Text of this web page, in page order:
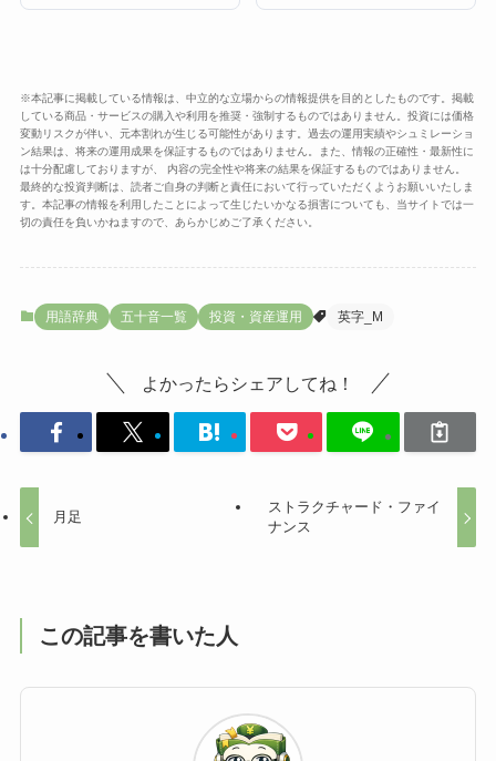
※本記事に掲載している情報は、中立的な立場からの情報提供を目的としたものです。掲載
している商品・サービスの購入や利用を推奨・強制するものではありません。投資には価格
変動リスクが伴い、元本割れが生じる可能性があります。過去の運用実績やシュミレーショ
ン結果は、将来の運用成果を保証するものではありません。また、情報の正確性・最新性に
は十分配慮しておりますが、 内容の完全性や将来の結果を保証するものではありません。
最終的な投資判断は、読者ご自身の判断と責任において行っていただくようお願いいたしま
す。本記事の情報を利用したことによって生じたいかなる損害についても、当サイトでは一
切の責任を負いかねますので、あらかじめご了承ください。
用語辞典 五十音一覧 投資・資産運用 英字_M
よかったらシェアしてね！
月足
ストラクチャード・ファイ
ナンス
この記事を書いた人